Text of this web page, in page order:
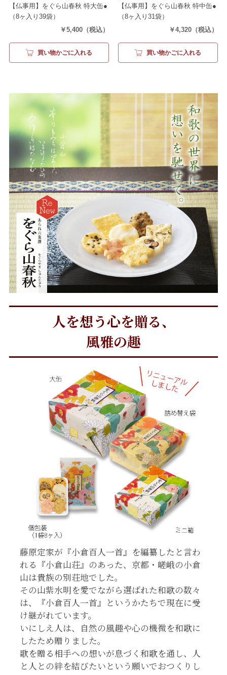
【仏事用】をぐら山春秋 特大缶●
（8ヶ入り39袋）
￥5,400 （税込）
買い物かごに入れる
【仏事用】をぐら山春秋 特中缶●
（8ヶ入り31袋）
￥4,320 （税込）
買い物かごに入れる
人を想う心を贈る、
風雅の趣
藤原定家が『小倉百人一首』を編纂したと言わ
れる『小倉山荘』のあった、京都・嵯峨の小倉
山は貴族の別荘地でした。
その山紫水明を愛でながら選ばれた和歌の数々
は、『小倉百人一首』というかたちで現在に受
け継がれています。
いにしえ人は、自然の風趣や心の機微を和歌に
したため贈りました。
歌を贈る相手への想いが息づく和歌を通し、人
と人との絆を結びたいという願いでおつくりし